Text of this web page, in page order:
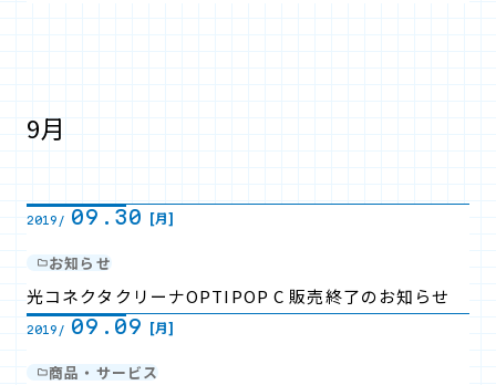
9月
2019/ 09.30 [月]
お知らせ
光コネクタクリーナOPTIPOP C 販売終了のお知らせ
2019/ 09.09 [月]
商品・サービス